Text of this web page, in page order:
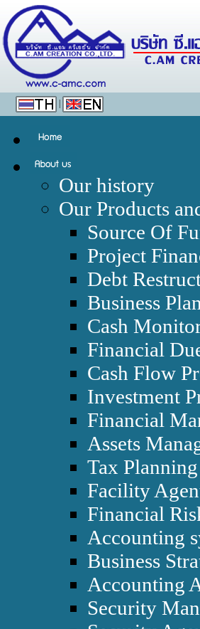
Our history
Our Products
Source Of
Project
Debt
Business Plan
Cash
Financial
Cash Flow
Investment
Financial
Assets
Tax Planning
Facility
Financial
Accounting
Business
Accounting
Security